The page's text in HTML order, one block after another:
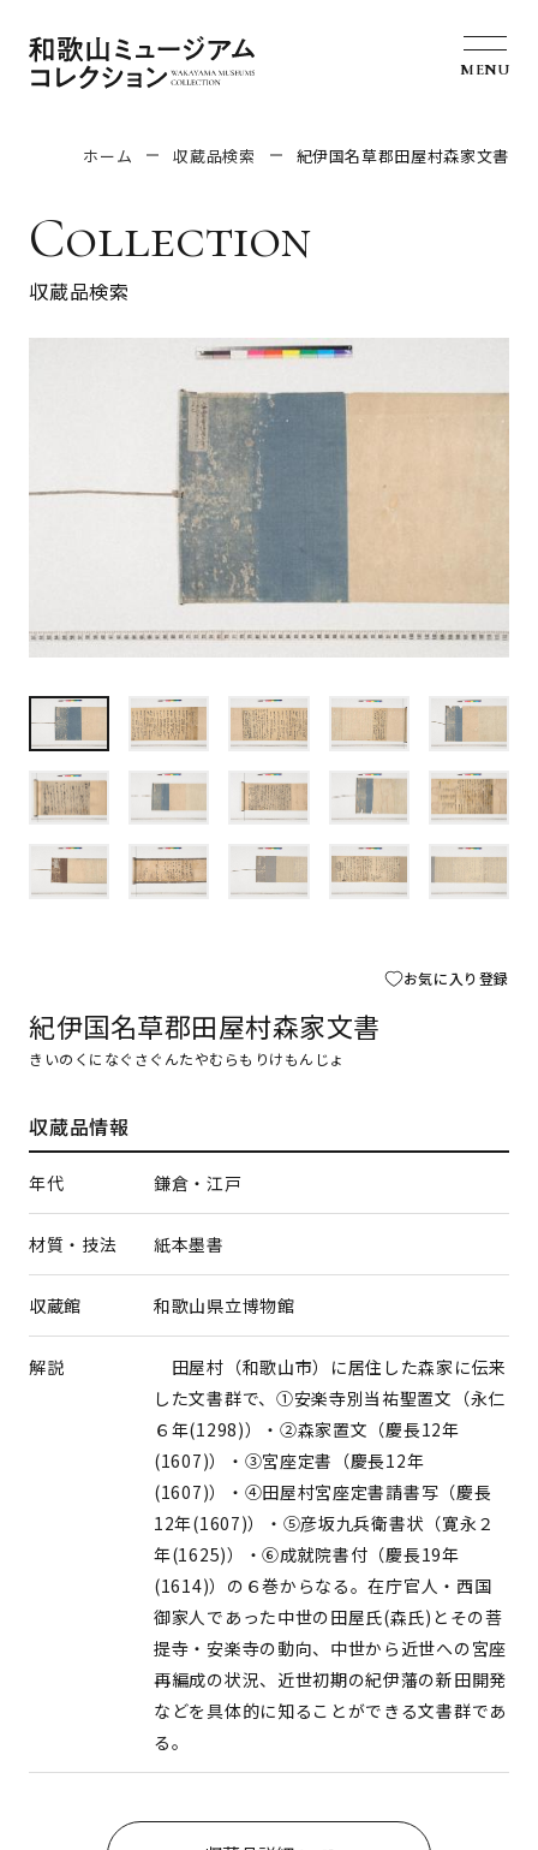
MENU
ホーム 収蔵品検索 紀伊国名草郡田屋村森家文書
Collection
収蔵品検索
お気に入り登録
紀伊国名草郡田屋村森家文書
きいのくになぐさぐんたやむらもりけもんじょ
収蔵品情報
年代 鎌倉・江戸
材質・技法 紙本墨書
収蔵館 和歌山県立博物館
解説
田屋村（和歌山市）に居住した森家に伝来
した文書群で、①安楽寺別当祐聖置文（永仁
６年(1298)）・②森家置文（慶長12年
(1607)）・③宮座定書（慶長12年
(1607)）・④田屋村宮座定書請書写（慶長
12年(1607)）・⑤彦坂九兵衛書状（寛永２
年(1625)）・⑥成就院書付（慶長19年
(1614)）の６巻からなる。在庁官人・西国
御家人であった中世の田屋氏(森氏)とその菩
提寺・安楽寺の動向、中世から近世への宮座
再編成の状況、近世初期の紀伊藩の新田開発
などを具体的に知ることができる文書群であ
る。